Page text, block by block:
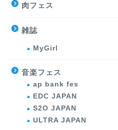
肉フェス
雑誌
MyGirl
音楽フェス
ap bank fes
EDC JAPAN
S2O JAPAN
ULTRA JAPAN